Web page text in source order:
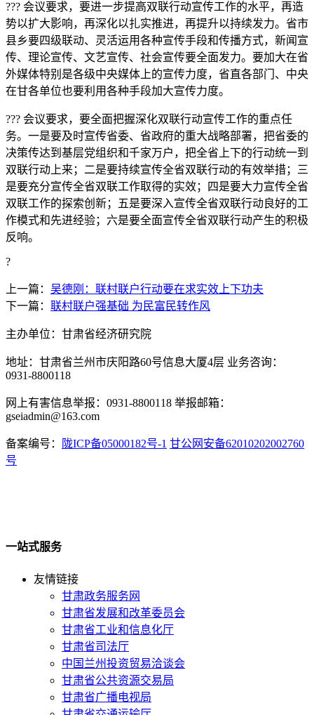
??? 会议要求，要进一步提高双联行动宣传工作的水平，再造
势以扩大影响，再深化以扎实推进，再提升以持续发力。省市
县乡要四级联动、灵活运用各种宣传手段和传播方式，新闻宣
传、理论宣传、文艺宣传、社会宣传要全面发力。要加大在省
外媒体特别是各级中央媒体上的宣传力度，省直各部门、中央
在甘各单位也要利用各种手段加大宣传力度。
??? 会议要求，要全面把握深化双联行动宣传工作的重点任
务。一是要及时宣传省委、省政府的重大战略部署，把省委的
决策传达到基层党组织和千家万户，把全省上下的行动统一到
双联行动上来；二是要持续宣传全省双联行动的有效举措；三
是要充分宣传全省双联工作取得的实效；四是要大力宣传全省
双联工作的探索创新；五是要深入宣传全省双联行动良好的工
作模式和先进经验；六是要全面宣传全省双联行动产生的积极
反响。
?
上一篇： 吴德刚：联村联户行动要在求实效上下功夫
下一篇： 联村联户强基础 为民富民转作风
主办单位：甘肃省经济研究院
地址：甘肃省兰州市庆阳路60号信息大厦4层 业务咨询：
0931-8800118
网上有害信息举报：0931-8800118 举报邮箱：
gseiadmin@163.com
备案编号： 陇ICP备05000182号-1 甘公网安备62010202002760
号
一站式服务
友情链接
甘肃政务服务网
甘肃省发展和改革委员会
甘肃省工业和信息化厅
甘肃省司法厅
中国兰州投资贸易洽谈会
甘肃省公共资源交易局
甘肃省广播电视局